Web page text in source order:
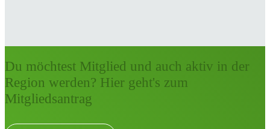
Du möchtest Mitglied und auch aktiv in der
Region werden? Hier geht's zum
Mitgliedsantrag